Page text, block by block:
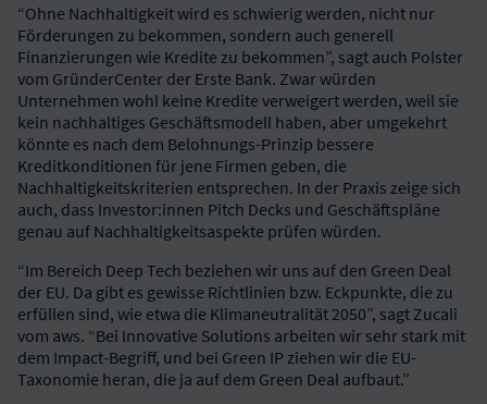
“Ohne Nachhaltigkeit wird es schwierig werden, nicht nur
Förderungen zu bekommen, sondern auch generell
Finanzierungen wie Kredite zu bekommen”, sagt auch Polster
vom GründerCenter der Erste Bank. Zwar würden
Unternehmen wohl keine Kredite verweigert werden, weil sie
kein nachhaltiges Geschäftsmodell haben, aber umgekehrt
könnte es nach dem Belohnungs-Prinzip bessere
Kreditkonditionen für jene Firmen geben, die
Nachhaltigkeitskriterien entsprechen. In der Praxis zeige sich
auch, dass Investor:innen Pitch Decks und Geschäftspläne
genau auf Nachhaltigkeitsaspekte prüfen würden.
“Im Bereich Deep Tech beziehen wir uns auf den Green Deal
der EU. Da gibt es gewisse Richtlinien bzw. Eckpunkte, die zu
erfüllen sind, wie etwa die Klimaneutralität 2050”, sagt Zucali
vom aws. “Bei Innovative Solutions arbeiten wir sehr stark mit
dem Impact-Begriff, und bei Green IP ziehen wir die EU-
Taxonomie heran, die ja auf dem Green Deal aufbaut.”